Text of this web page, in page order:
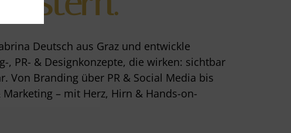
Deutsch aus Graz und entwickle
, PR- & Designkonzepte, die wirken: sichtbar
Von Branding über PR & Social Media bis
Marketing – mit Herz, Hirn & Hands-on-